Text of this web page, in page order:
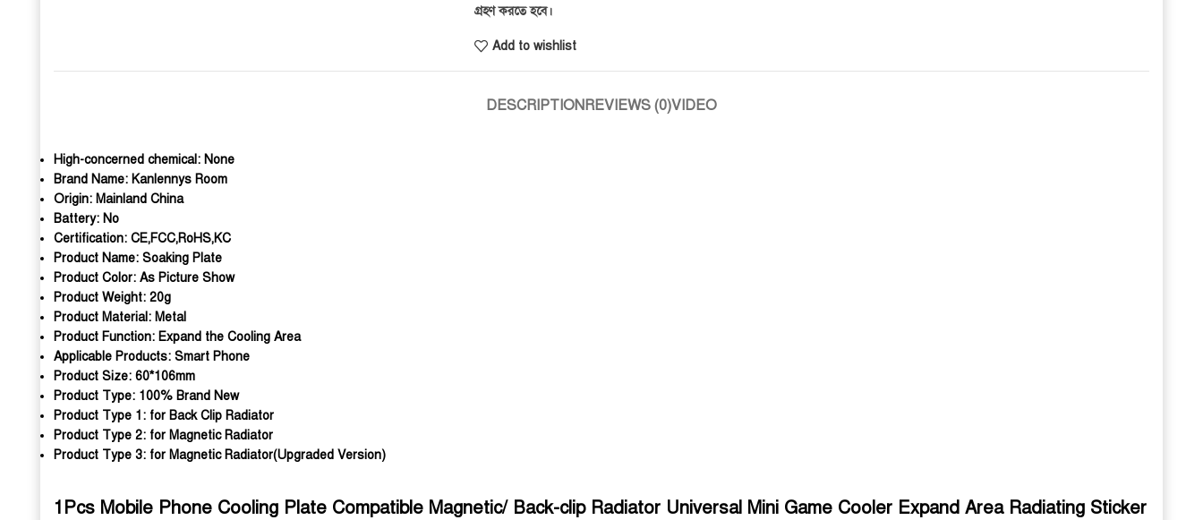
গ্রহণ করতে হবে।
Add to wishlist
DESCRIPTIONREVIEWS (0)VIDEO
High-concerned chemical: None
Brand Name: Kanlennys Room
Origin: Mainland China
Battery: No
Certification: CE,FCC,RoHS,KC
Product Name: Soaking Plate
Product Color: As Picture Show
Product Weight: 20g
Product Material: Metal
Product Function: Expand the Cooling Area
Applicable Products: Smart Phone
Product Size: 60*106mm
Product Type: 100% Brand New
Product Type 1: for Back Clip Radiator
Product Type 2: for Magnetic Radiator
Product Type 3: for Magnetic Radiator(Upgraded Version)
1Pcs Mobile Phone Cooling Plate Compatible Magnetic/ Back-clip Radiator Universal Mini Game Cooler Expand Area Radiating Sticker